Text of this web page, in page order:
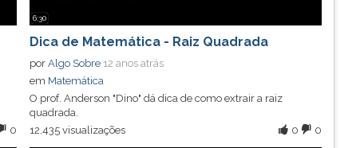
0
6:30
Dica de Matemática - Raiz Quadrada
por Algo Sobre 12 anos atrás
em Matemática
O prof. Anderson "Dino" dá dica de como extrair a raiz
quadrada.
0
0
12,435 visualizações